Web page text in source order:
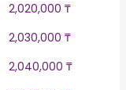
2,020,000 ₸
2,030,000 ₸
2,040,000 ₸